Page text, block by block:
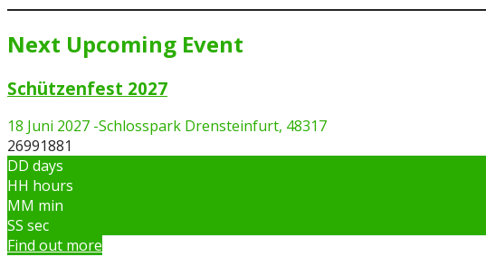
Next Upcoming Event
Schützenfest 2027
18 Juni 2027 -Schlosspark Drensteinfurt, 48317
26991881
DD days
HH hours
MM min
SS sec
Find out more